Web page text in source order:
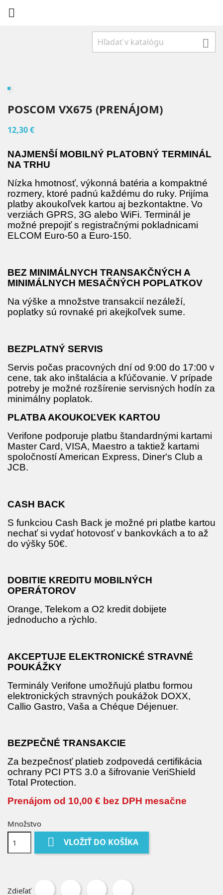


POSCOM VX675 (PRENÁJOM)
12,30 €
NAJMENŠÍ MOBILNÝ PLATOBNÝ TERMINÁL
NA TRHU
Nízka hmotnosť, výkonná batéria a kompaktné
rozmery, ktoré padnú každému do ruky. Prijíma
platby akoukoľvek kartou aj bezkontaktne. Vo
verziách GPRS, 3G alebo WiFi. Terminál je
možné prepojiť s registračnými pokladnicami
ELCOM Euro-50 a Euro-150.
BEZ MINIMÁLNYCH TRANSAKČNÝCH A
MINIMÁLNYCH MESAČNÝCH POPLATKOV
Na výške a množstve transakcií nezáleží,
poplatky sú rovnaké pri akejkoľvek sume.
BEZPLATNÝ SERVIS
Servis počas pracovných dní od 9:00 do 17:00 v
cene, tak ako inštalácia a kľúčovanie. V prípade
potreby je možné rozšírenie servisných hodín za
minimálny poplatok.
PLATBA AKOUKOĽVEK KARTOU
Verifone podporuje platbu štandardnými kartami
Master Card, VISA, Maestro a taktiež kartami
spoločností American Express, Diner's Club a
JCB.
CASH BACK
S funkciou Cash Back je možné pri platbe kartou
nechať si vydať hotovosť v bankovkách a to až
do výšky 50€.
DOBITIE KREDITU MOBILNÝCH
OPERÁTOROV
Orange, Telekom a O2 kredit dobijete
jednoducho a rýchlo.
AKCEPTUJE ELEKTRONICKÉ STRAVNÉ
POUKÁŽKY
Terminály Verifone umožňujú platbu formou
elektronických stravných poukážok DOXX,
Callio Gastro, Vaša a Chéque Déjenuer.
BEZPEČNÉ TRANSAKCIE
Za bezpečnosť platieb zodpovedá certifikácia
ochrany PCI PTS 3.0 a šifrovanie VeriShield
Total Protection.
Prenájom od 10,00 € bez DPH mesačne
Množstvo
 VLOŽIŤ DO KOŠÍKA
Zdieľať